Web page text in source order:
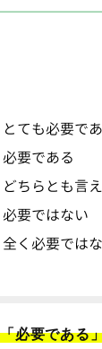
必要である